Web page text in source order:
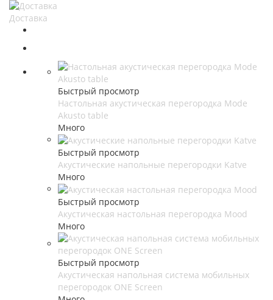
Доставка
Быстрый просмотр
Настольная акустическая перегородка Mode
Akusto table
Много
Быстрый просмотр
Акустические напольные перегородки Katve
Много
Быстрый просмотр
Акустическая настольная перегородка Mood
Много
Быстрый просмотр
Акустическая напольная система мобильных
перегородок ONE Screen